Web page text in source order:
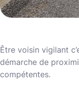
Être voisin vigilant
démarche de
compétentes.